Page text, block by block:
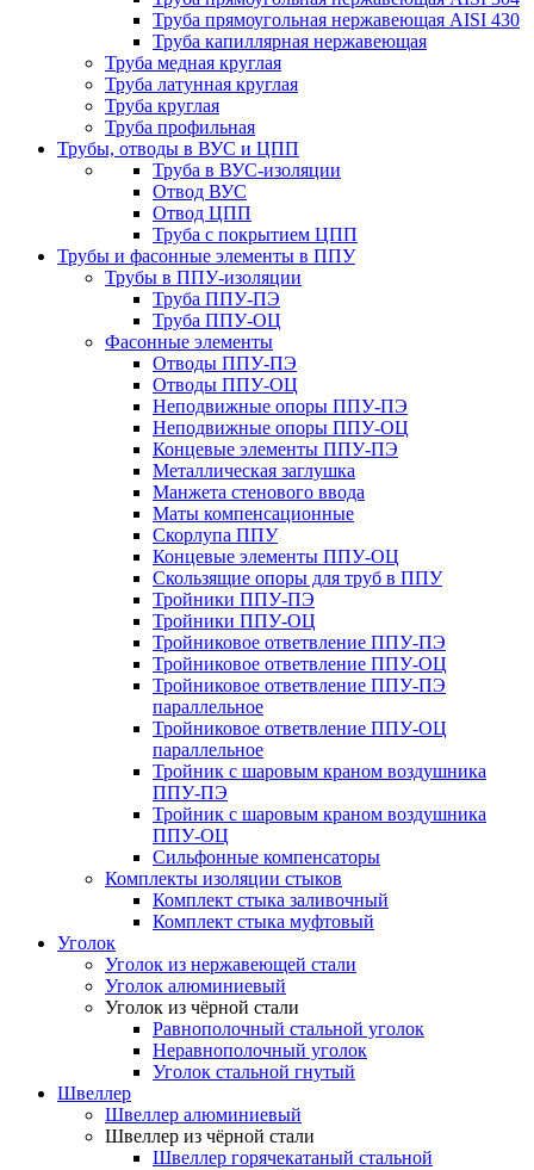
Труба прямоугольная нержавеющая AISI 430
Труба капиллярная нержавеющая
Труба медная круглая
Труба латунная круглая
Труба круглая
Труба профильная
Трубы, отводы в ВУС и ЦПП
Труба в ВУС-изоляции
Отвод ВУС
Отвод ЦПП
Труба с покрытием ЦПП
Трубы и фасонные элементы в ППУ
Трубы в ППУ-изоляции
Труба ППУ-ПЭ
Труба ППУ-ОЦ
Фасонные элементы
Отводы ППУ-ПЭ
Отводы ППУ-ОЦ
Неподвижные опоры ППУ-ПЭ
Неподвижные опоры ППУ-ОЦ
Концевые элементы ППУ-ПЭ
Металлическая заглушка
Манжета стенового ввода
Маты компенсационные
Скорлупа ППУ
Концевые элементы ППУ-ОЦ
Скользящие опоры для труб в ППУ
Тройники ППУ-ПЭ
Тройники ППУ-ОЦ
Тройниковое ответвление ППУ-ПЭ
Тройниковое ответвление ППУ-ОЦ
Тройниковое ответвление ППУ-ПЭ
параллельное
Тройниковое ответвление ППУ-ОЦ
параллельное
Тройник с шаровым краном воздушника
ППУ-ПЭ
Тройник с шаровым краном воздушника
ППУ-ОЦ
Сильфонные компенсаторы
Комплекты изоляции стыков
Комплект стыка заливочный
Комплект стыка муфтовый
Уголок
Уголок из нержавеющей стали
Уголок алюминиевый
Уголок из чёрной стали
Равнополочный стальной уголок
Неравнополочный уголок
Уголок стальной гнутый
Швеллер
Швеллер алюминиевый
Швеллер из чёрной стали
Швеллер горячекатаный стальной